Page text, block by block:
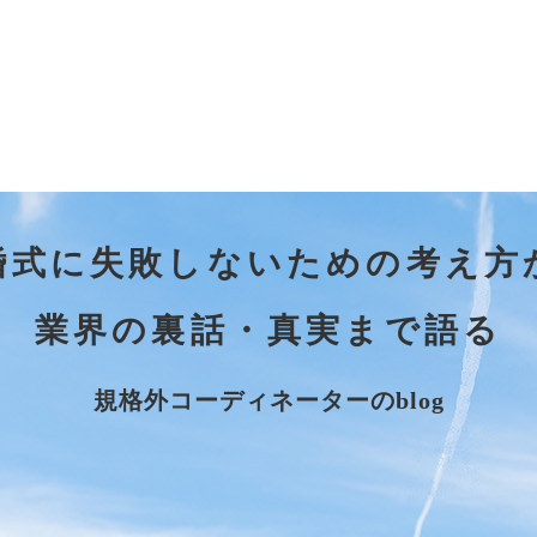
式に失敗しないための考え方
業界の裏話・真実まで語る
規格外コーディネーターのblog